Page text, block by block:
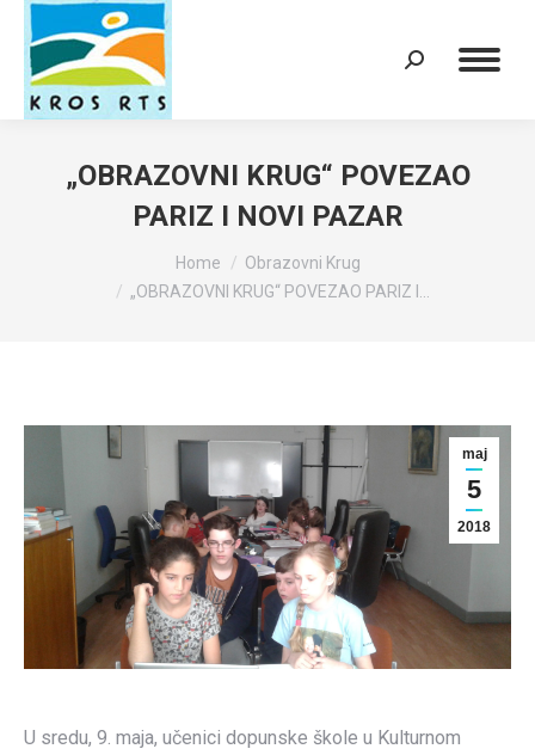
Search:
„OBRAZOVNI KRUG“ POVEZAO
PARIZ I NOVI PAZAR
Home
Obrazovni Krug
„OBRAZOVNI KRUG“ POVEZAO PARIZ I…
maj
5
2018
U sredu, 9. maja, učenici dopunske škole u Kulturnom